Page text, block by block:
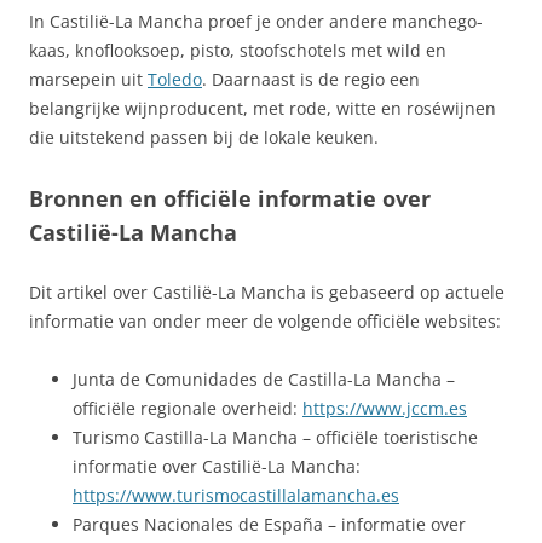
In Castilië-La Mancha proef je onder andere manchego-
kaas, knoflooksoep, pisto, stoofschotels met wild en
marsepein uit Toledo. Daarnaast is de regio een
belangrijke wijnproducent, met rode, witte en roséwijnen
die uitstekend passen bij de lokale keuken.
Bronnen en officiële informatie over
Castilië-La Mancha
Dit artikel over Castilië-La Mancha is gebaseerd op actuele
informatie van onder meer de volgende officiële websites:
Junta de Comunidades de Castilla-La Mancha –
officiële regionale overheid: https://www.jccm.es
Turismo Castilla-La Mancha – officiële toeristische
informatie over Castilië-La Mancha:
https://www.turismocastillalamancha.es
Parques Nacionales de España – informatie over